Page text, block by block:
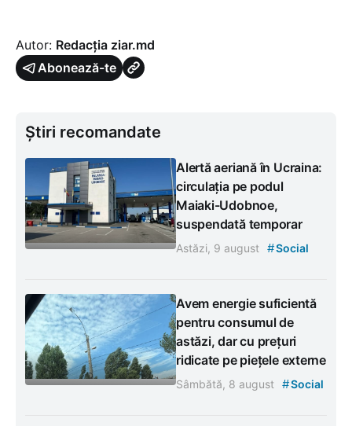
Autor: Redacția ziar.md
Abonează-te
Știri recomandate
Alertă aeriană în Ucraina:
circulația pe podul
Maiaki-Udobnoe,
suspendată temporar
Astăzi, 9 august #Social
Avem energie suficientă
pentru consumul de
astăzi, dar cu prețuri
ridicate pe piețele externe
Sâmbătă, 8 august #Social